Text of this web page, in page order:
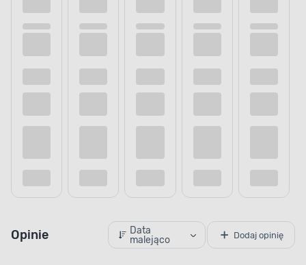
Opinie
Data
malejąco
Dodaj opinię